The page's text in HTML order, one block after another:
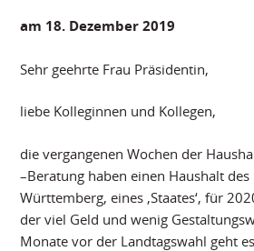
am 18. Dezember 2019
Sehr geehrte Frau Präsidentin,
liebe Kolleginnen und Kollegen,
die vergangenen Wochen der
–Beratung haben einen Haushalt des
Württemberg, eines ‚Staates‘, für
der viel Geld und wenig
Monate vor der Landtagswahl geht